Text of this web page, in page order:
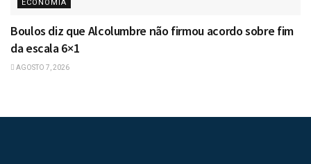
ECONOMIA
Boulos diz que Alcolumbre não firmou acordo sobre fim
da escala 6×1
AGOSTO 7, 2026